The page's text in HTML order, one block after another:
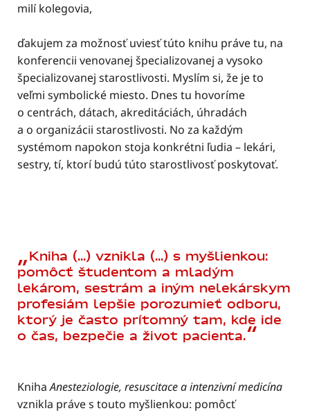
milí kolegovia,
ďakujem za možnosť uviesť túto knihu práve tu, na
konferencii venovanej špecializovanej a vysoko
špecializovanej starostlivosti. Myslím si, že je to
veľmi symbolické miesto. Dnes tu hovoríme
o centrách, dátach, akreditáciách, úhradách
a o organizácii starostlivosti. No za každým
systémom napokon stoja konkrétni ľudia – lekári,
sestry, tí, ktorí budú túto starostlivosť poskytovať.
Kniha (...) vznikla (...) s myšlienkou:
pomôcť študentom a mladým
lekárom, sestrám a iným nelekárskym
profesiám lepšie porozumieť odboru,
ktorý je často prítomný tam, kde ide
o čas, bezpečie a život pacienta.
KnihaAnesteziologie, resuscitace a intenzivní medicína
vznikla práve s touto myšlienkou: pomôcť